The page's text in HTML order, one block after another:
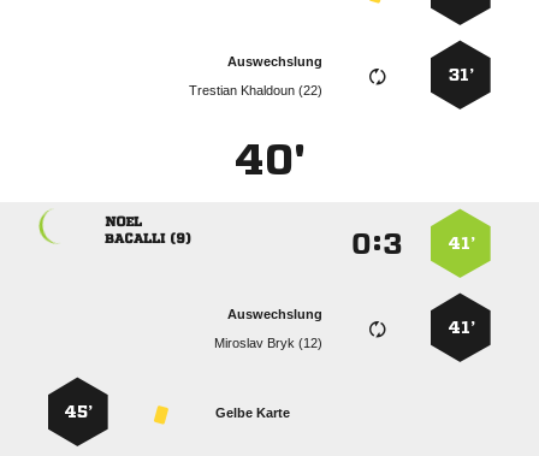
31’
Auswechslung
  
40'
41’
:

 
41’
Auswechslung
  
Gelbe Karte
45’